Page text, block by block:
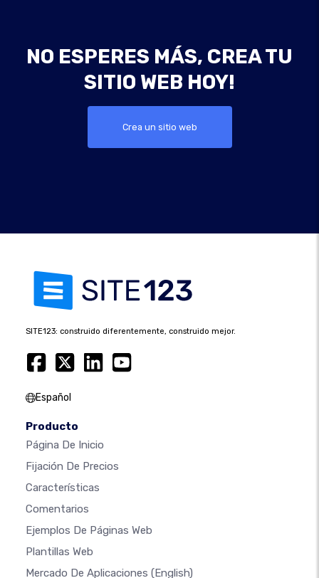
NO ESPERES MÁS, CREA TU
SITIO WEB HOY!
Crea un sitio web
SITE123: construido diferentemente, construido mejor.
Español
Producto
Página De Inicio
Fijación De Precios
Características
Comentarios
Ejemplos De Páginas Web
Plantillas Web
Mercado De Aplicaciones (English)